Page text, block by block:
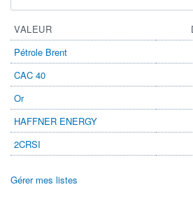
VALEUR
Pétrole Brent
CAC 40
Or
HAFFNER ENERGY
2CRSI
Gérer mes listes